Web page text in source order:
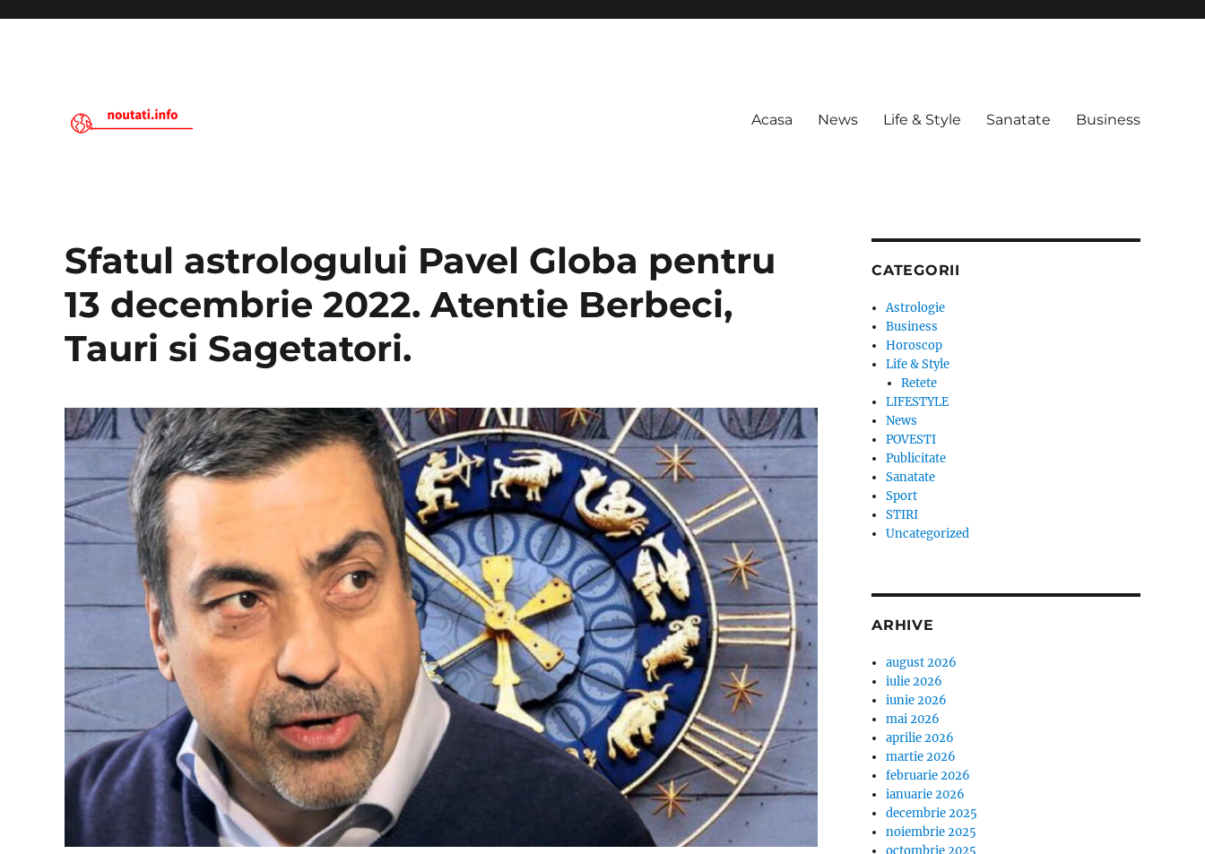
Acasa News Life & Style Sanatate Business
Sfatul astrologului Pavel Globa pentru
13 decembrie 2022. Atentie Berbeci,
Tauri si Sagetatori.
CATEGORII
Astrologie
Business
Horoscop
Life & Style
Retete
LIFESTYLE
News
POVESTI
Publicitate
Sanatate
Sport
STIRI
Uncategorized
ARHIVE
august 2026
iulie 2026
iunie 2026
mai 2026
aprilie 2026
martie 2026
februarie 2026
ianuarie 2026
decembrie 2025
noiembrie 2025
octombrie 2025